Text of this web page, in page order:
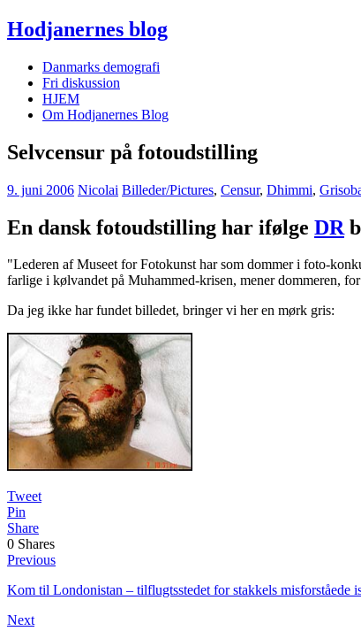
Hodjanernes blog
Danmarks demografi
Fri diskussion
HJEM
Om Hodjanernes Blog
Selvcensur på fotoudstilling
9. juni 2006 Nicolai Billeder/Pictures, Censur, Dhimmi,
En dansk fotoudstilling har ifølge DR
"Lederen af Museet for Fotokunst har som dommer i foto-
farlige i kølvandet på Muhammed-krisen, mener dommeren,
Da jeg ikke har fundet billedet, bringer vi her en mørk gris:
Tweet
Pin
Share
0 Shares
Previous
Kom til Londonistan – tilflugtsstedet for stakkels misforståede
Next